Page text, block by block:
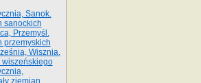
Sanok.
sanockich
Przemyśl.
przemyskich
Wisznia.
wiszeńskiego
ziemian